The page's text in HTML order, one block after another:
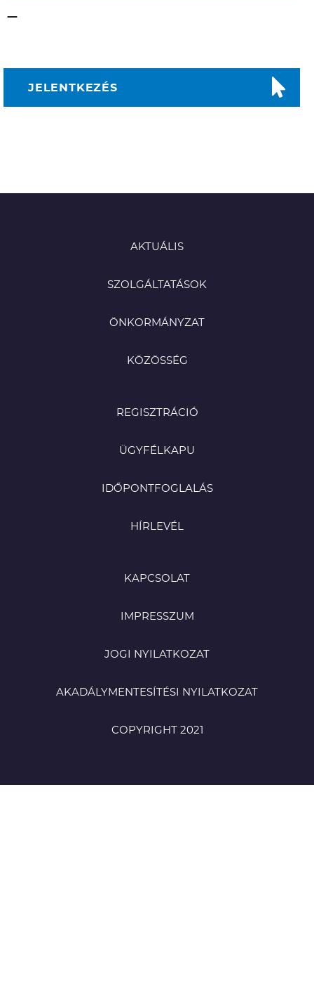
—
JELENTKEZÉS
AKTUÁLIS
SZOLGÁLTATÁSOK
ÖNKORMÁNYZAT
KÖZÖSSÉG
REGISZTRÁCIÓ
ÜGYFÉLKAPU
IDŐPONTFOGLALÁS
HÍRLEVÉL
KAPCSOLAT
IMPRESSZUM
JOGI NYILATKOZAT
AKADÁLYMENTESÍTÉSI NYILATKOZAT
COPYRIGHT 2021